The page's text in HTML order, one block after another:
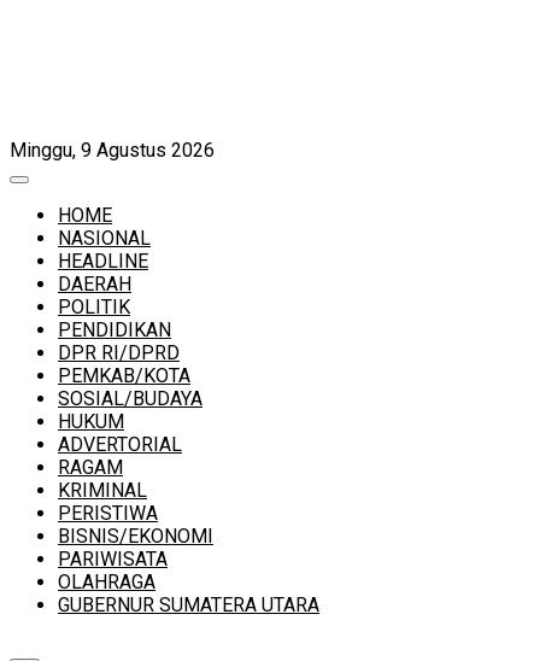
Minggu, 9 Agustus 2026
HOME
NASIONAL
HEADLINE
DAERAH
POLITIK
PENDIDIKAN
DPR RI/DPRD
PEMKAB/KOTA
SOSIAL/BUDAYA
HUKUM
ADVERTORIAL
RAGAM
KRIMINAL
PERISTIWA
BISNIS/EKONOMI
PARIWISATA
OLAHRAGA
GUBERNUR SUMATERA UTARA